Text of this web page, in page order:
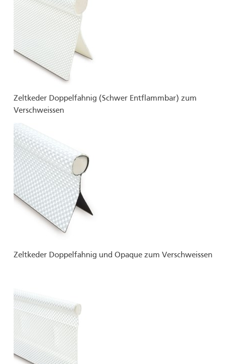
Zeltkeder Doppelfahnig (Schwer Entflammbar) zum
Verschweissen
Zeltkeder Doppelfahnig und Opaque zum Verschweissen